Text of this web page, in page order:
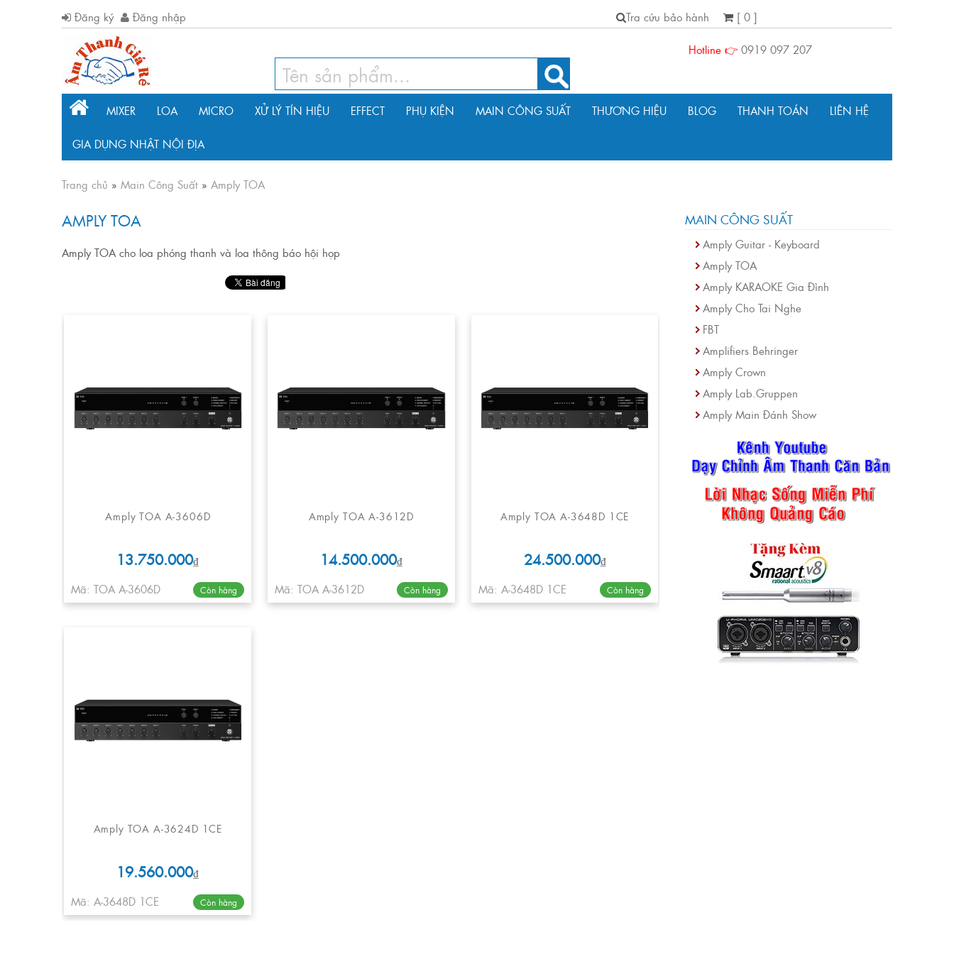
Đăng ký Đăng nhập Tra cứu bảo hành
[ 0 ]
Hotline 👉 0919 097 207
MIXER LOA MICRO XỬ LÝ TÍN HIỆU EFFECT PHỤ KIỆN MAIN CÔNG SUẤT THƯƠNG HIỆU BLOG THANH TOÁN LIÊN HỆ
GIA DỤNG NHẬT NỘI ĐỊA
Trang chủ » Main Công Suất » Amply TOA
AMPLY TOA
Amply TOA cho loa phóng thanh và loa thông báo hội họp
Amply TOA A-3606D
13.750.000₫
Mã: TOA A-3606D
Còn hàng
Amply TOA A-3612D
14.500.000₫
Mã: TOA A-3612D
Còn hàng
Amply TOA A-3648D 1CE
24.500.000₫
Mã: A-3648D 1CE
Còn hàng
Amply TOA A-3624D 1CE
19.560.000₫
Mã: A-3648D 1CE
Còn hàng
MAIN CÔNG SUẤT
Amply Guitar - Keyboard
Amply TOA
Amply KARAOKE Gia Đình
Amply Cho Tai Nghe
FBT
Amplifiers Behringer
Amply Crown
Amply Lab.Gruppen
Amply Main Đánh Show